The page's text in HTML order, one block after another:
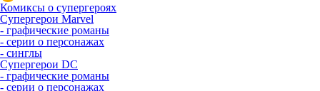
Комиксы о супергероях
Супергерои Marvel
- графические романы
- серии о персонажах
- синглы
Супергерои DC
- графические романы
- серии о персонажах